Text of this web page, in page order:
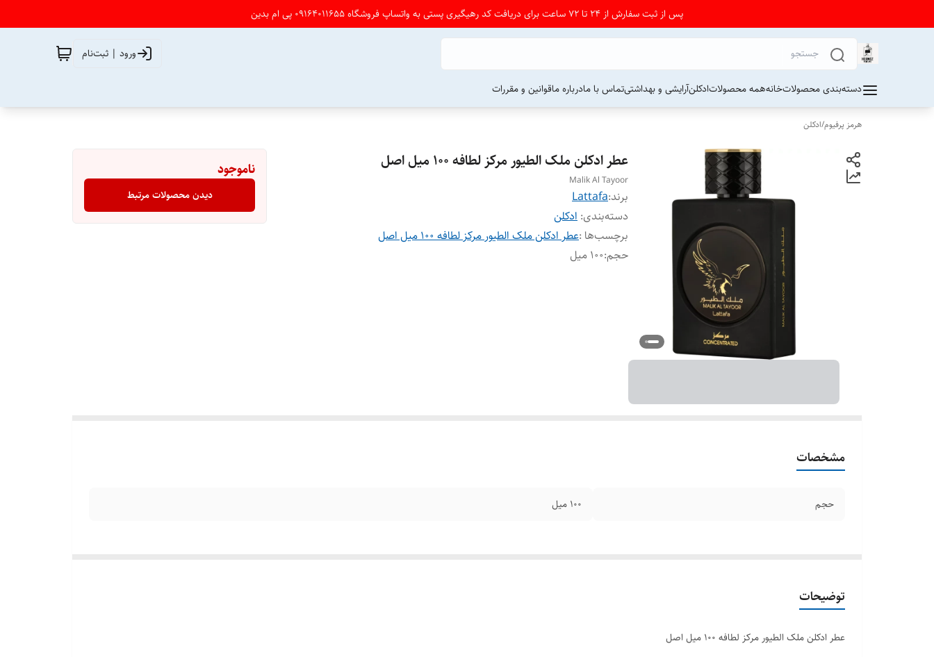
پس از ثبت سفارش از 24 تا 72 ساعت برای دریافت کد رهیگیری پستی به واتساپ فروشگاه 09164011655 پی ام بدین
ورود | ثبت‌نام
دسته‌بندی محصولاتخانههمه محصولاتادکلنآرایشی و بهداشتیتماس با مادرباره ماقوانین و مقررات
هرمز پرفیوم/ادکلن
عطر ادکلن ملک الطیور مرکز لطافه ۱۰۰ میل اصل
Malik Al Tayoor
برند:Lattafa
دسته‌بندی: ادکلن
برچسب‌ها :عطر ادکلن ملک الطیور مرکز لطافه ۱۰۰ میل اصل
حجم:100 میل
ناموجود
دیدن محصولات مرتبط
مشخصات
حجم 100 میل
توضیحات
عطر ادکلن ملک الطیور مرکز لطافه ۱۰۰ میل اصل